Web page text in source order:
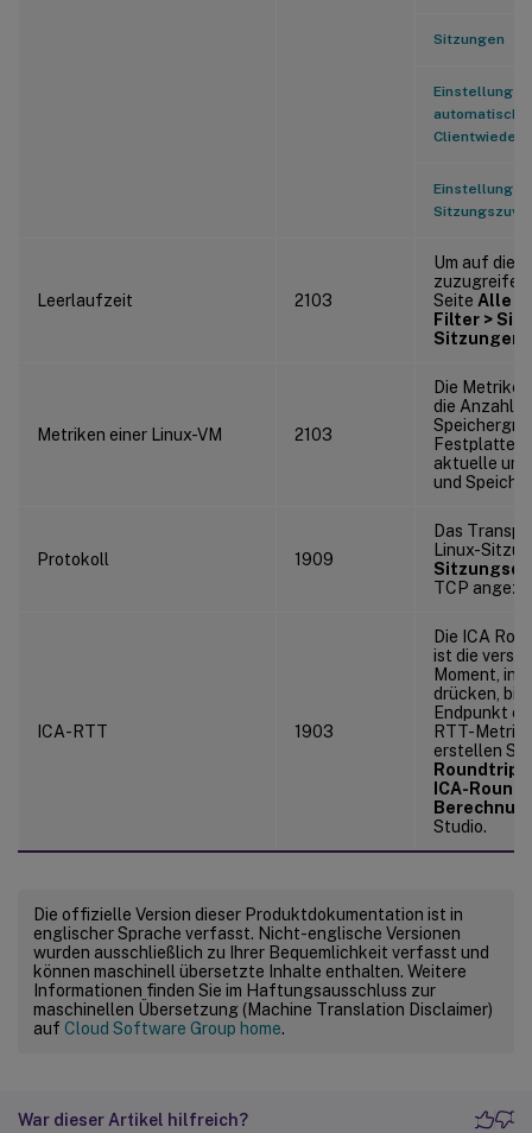
Sitzungen
Leerlaufzeit 2103
Um auf
Seite Alle
Filter >
Sitzungen
Metriken einer Linux-VM 2103
Die
die Anzahl
aktuelle
und
Protokoll 1909
Das
Linux-
TCP
ICA-RTT 1903
Die ICA
ist die
Moment, in
drücken, bis
Endpunkt
RTT-
erstellen
Roundtrip-
ICA-
Studio.
Die offizielle Version dieser Produktdokumentation ist in
englischer Sprache verfasst. Nicht-englische Versionen
wurden ausschließlich zu Ihrer Bequemlichkeit verfasst und
können maschinell übersetzte Inhalte enthalten. Weitere
Informationen finden Sie im Haftungsausschluss zur
maschinellen Übersetzung (Machine Translation Disclaimer)
auf Cloud Software Group home.
War dieser Artikel hilfreich?